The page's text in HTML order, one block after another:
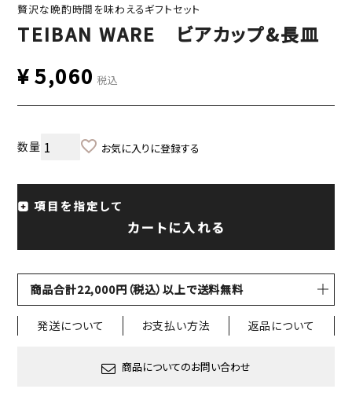
贅沢な晩酌時間を味わえるギフトセット
TEIBAN WARE ビアカップ&長皿
¥5,060 税込
お気に入りに登録する
項目を指定して
カートに入れる
商品合計22,000円（税込）以上で送料無料
発送について お支払い方法 返品について
商品についてのお問い合わせ